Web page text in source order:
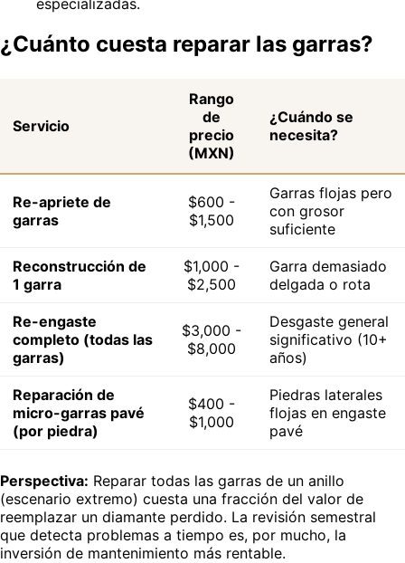
¿Cuánto cuesta reparar las garras?
Servicio
Rango
de
precio
(MXN)
¿Cuándo se
necesita?
Re-apriete de
garras
$600 -
$1,500
Garras flojas pero
con grosor
suficiente
Reconstrucción de
1 garra
$1,000 -
$2,500
Garra demasiado
delgada o rota
Re-engaste
completo (todas las
garras)
$3,000 -
$8,000
Desgaste general
significativo (10+
años)
Reparación de
micro-garras pavé
(por piedra)
$400 -
$1,000
Piedras laterales
flojas en engaste
pavé
Perspectiva: Reparar todas las garras de un anillo
(escenario extremo) cuesta una fracción del valor de
reemplazar un diamante perdido. La revisión semestral
que detecta problemas a tiempo es, por mucho, la
inversión de mantenimiento más rentable.